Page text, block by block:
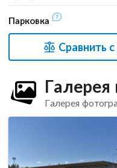
Парковка
Сравнить
Галерея